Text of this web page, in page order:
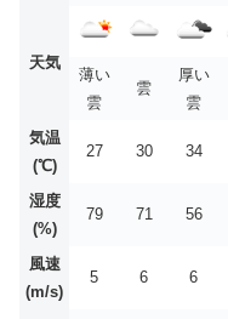
天気
薄い
雲
雲
厚い
雲
気温
(℃)
27 30 34
湿度
(%)
79 71 56
風速
(m/s)
5 6 6